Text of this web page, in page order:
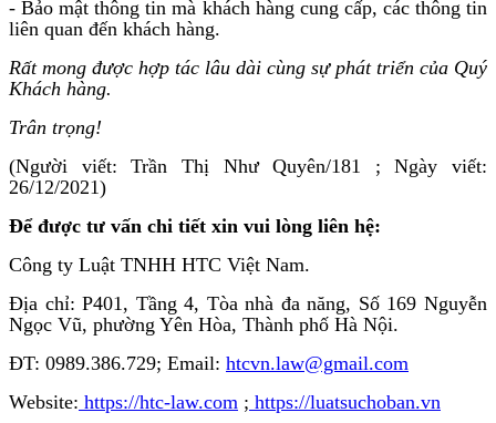
- Bảo mật thông tin mà khách hàng cung cấp, các thông tin
liên quan đến khách hàng.
Rất mong được hợp tác lâu dài cùng sự phát triển của Quý
Khách hàng.
Trân trọng!
(Người viết: Trần Thị Như Quyên/181 ; Ngày viết:
26/12/2021)
Để được tư vấn chi tiết xin vui lòng liên hệ:
Công ty Luật TNHH HTC Việt Nam.
Địa chỉ: P401, Tầng 4, Tòa nhà đa năng, Số 169 Nguyễn
Ngọc Vũ, phường Yên Hòa, Thành phố Hà Nội.
ĐT: 0989.386.729; Email: htcvn.law@gmail.com
Website: https://htc-law.com ; https://luatsuchoban.vn